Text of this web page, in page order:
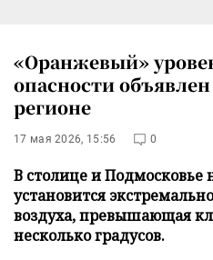
«Оранжевый»
опасности
регионе
17 мая 2026, 15:56 0
В столице и Подмосковье
установится
воздуха, превышающая
несколько градусов.